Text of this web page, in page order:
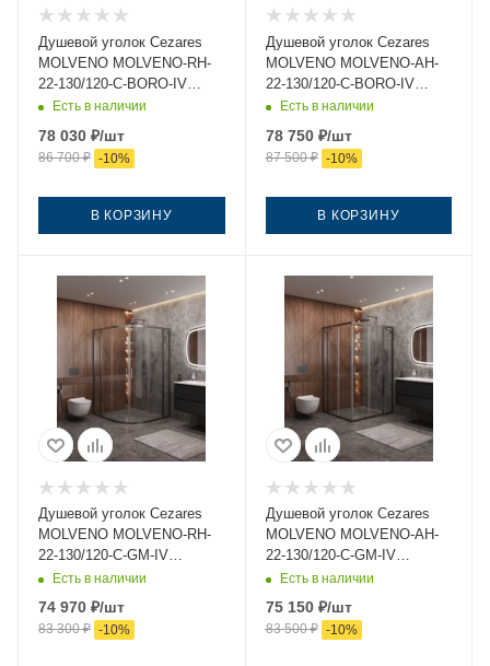
Душевой уголок Cezares
MOLVENO MOLVENO-RH-
22-130/120-C-BORO-IV
130х120 стекло прозрачное
поддона
Есть в наличии
78 030 ₽/шт
86 700₽ -10%
В КОРЗИНУ
Душевой уголок Cezares
MOLVENO MOLVENO-AH-
22-130/120-C-BORO-IV
130х120 стекло прозрачное
поддона
Есть в наличии
78 750₽/шт
87 500₽ -10%
В КОРЗИНУ
Душевой уголок Cezares
MOLVENO MOLVENO-RH-
22-130/120-C-GM-IV
130х120 стекло прозрачное
профиль оружейная сталь
без поддона
Есть в наличии
74 970 ₽/шт
83 300₽ -10%
Душевой уголок Cezares
MOLVENO MOLVENO-AH-
22-130/120-C-GM-IV
130х120 стекло прозрачное
профиль оружейная сталь
без поддона
Есть в наличии
75 150₽/шт
83 500₽ -10%